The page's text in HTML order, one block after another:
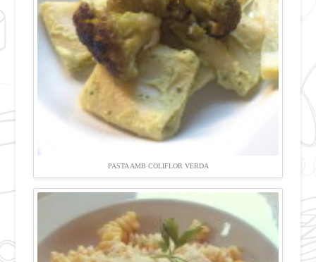
PASTA AMB COLIFLOR VERDA